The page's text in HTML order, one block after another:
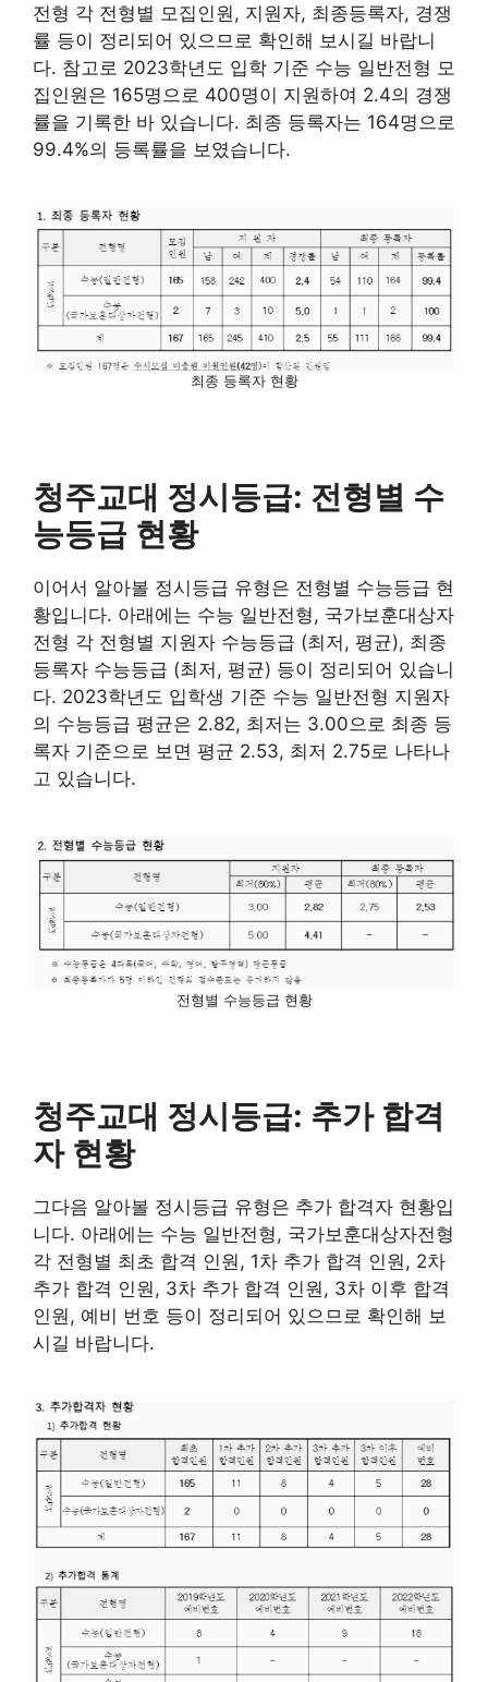
전형 각 전형별 모집인원, 지원자, 최종등록자, 경쟁
률 등이 정리되어 있으므로 확인해 보시길 바랍니
다. 참고로 2023학년도 입학 기준 수능 일반전형 모
집인원은 165명으로 400명이 지원하여 2.4의 경쟁
률을 기록한 바 있습니다. 최종 등록자는 164명으로
99.4%의 등록률을 보였습니다.
최종 등록자 현황
청주교대 정시등급: 전형별 수
능등급 현황
이어서 알아볼 정시등급 유형은 전형별 수능등급 현
황입니다. 아래에는 수능 일반전형, 국가보훈대상자
전형 각 전형별 지원자 수능등급 (최저, 평균), 최종
등록자 수능등급 (최저, 평균) 등이 정리되어 있습니
다. 2023학년도 입학생 기준 수능 일반전형 지원자
의 수능등급 평균은 2.82, 최저는 3.00으로 최종 등
록자 기준으로 보면 평균 2.53, 최저 2.75로 나타나
고 있습니다.
전형별 수능등급 현황
청주교대 정시등급: 추가 합격
자 현황
그다음 알아볼 정시등급 유형은 추가 합격자 현황입
니다. 아래에는 수능 일반전형, 국가보훈대상자전형
각 전형별 최초 합격 인원, 1차 추가 합격 인원, 2차
추가 합격 인원, 3차 추가 합격 인원, 3차 이후 합격
인원, 예비 번호 등이 정리되어 있으므로 확인해 보
시길 바랍니다.